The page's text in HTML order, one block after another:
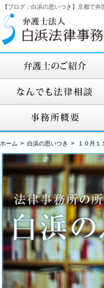
【ブログ：白浜の思いつき】京都で
ホーム 白浜の思いつき １０月１